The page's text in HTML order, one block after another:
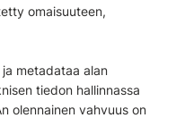
omaisuuteen,
metadataa alan
tiedon hallinnassa
olennainen vahvuus on